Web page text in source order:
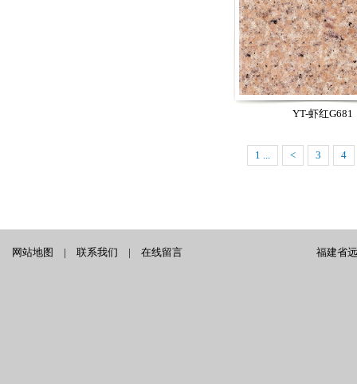
YT-虾红G681
1 ... < 3 4
福建省
网站地图 | 联系我们 | 在线留言